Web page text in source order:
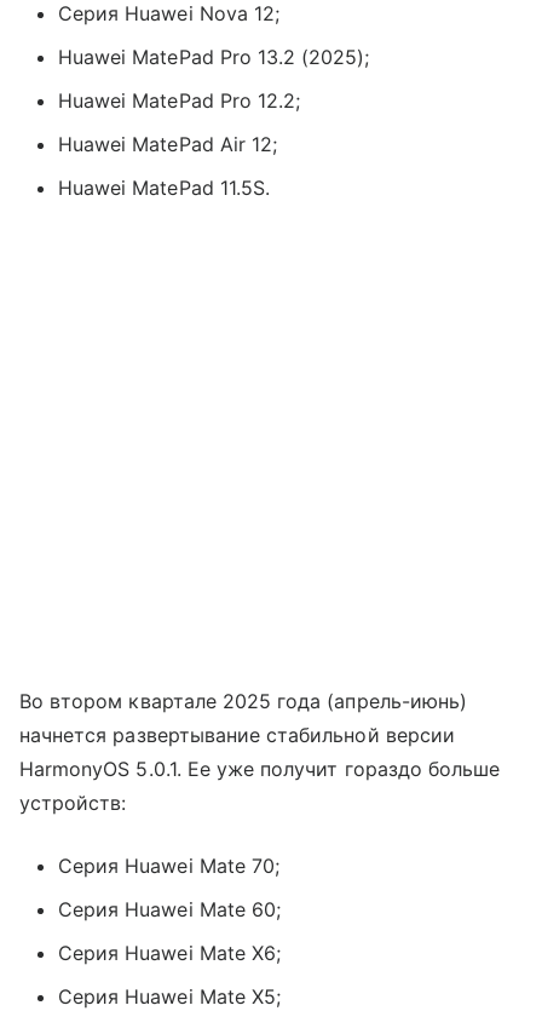
Серия Huawei Nova 12;
Huawei MatePad Pro 13.2 (2025);
Huawei MatePad Pro 12.2;
Huawei MatePad Air 12;
Huawei MatePad 11.5S.
Во втором квартале 2025 года (апрель-июнь)
начнется развертывание стабильной версии
HarmonyOS 5.0.1. Ее уже получит гораздо больше
устройств:
Серия Huawei Mate 70;
Серия Huawei Mate 60;
Серия Huawei Mate X6;
Серия Huawei Mate X5;